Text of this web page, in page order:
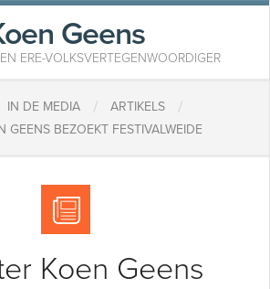
Geens
ERE-VOLKSVERTEGENWOORDIGER
IN DE MEDIA / ARTIKELS /
GEENS BEZOEKT FESTIVALWEIDE
Koen Geens